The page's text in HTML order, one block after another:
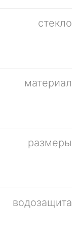
стекло
материал
размеры
водозащита